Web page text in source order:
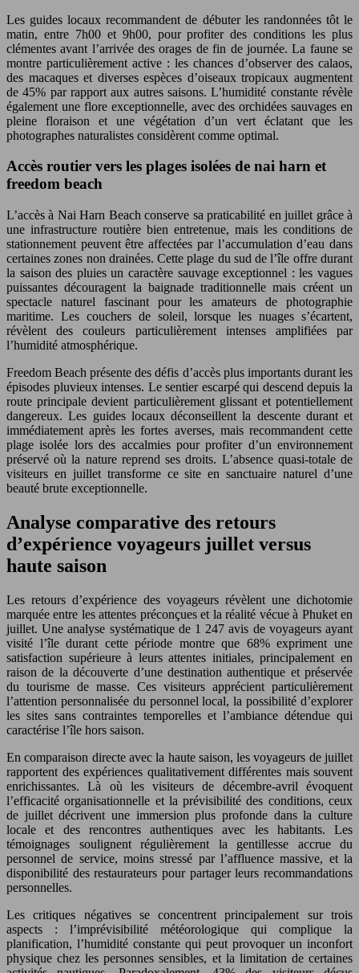
Les guides locaux recommandent de débuter les randonnées tôt le
matin, entre 7h00 et 9h00, pour profiter des conditions les plus
clémentes avant l’arrivée des orages de fin de journée. La faune se
montre particulièrement active : les chances d’observer des calaos,
des macaques et diverses espèces d’oiseaux tropicaux augmentent
de 45% par rapport aux autres saisons. L’humidité constante révèle
également une flore exceptionnelle, avec des orchidées sauvages en
pleine floraison et une végétation d’un vert éclatant que les
photographes naturalistes considèrent comme optimal.
Accès routier vers les plages isolées de nai harn et
freedom beach
L’accès à Nai Harn Beach conserve sa praticabilité en juillet grâce à
une infrastructure routière bien entretenue, mais les conditions de
stationnement peuvent être affectées par l’accumulation d’eau dans
certaines zones non drainées. Cette plage du sud de l’île offre durant
la saison des pluies un caractère sauvage exceptionnel : les vagues
puissantes découragent la baignade traditionnelle mais créent un
spectacle naturel fascinant pour les amateurs de photographie
maritime. Les couchers de soleil, lorsque les nuages s’écartent,
révèlent des couleurs particulièrement intenses amplifiées par
l’humidité atmosphérique.
Freedom Beach présente des défis d’accès plus importants durant les
épisodes pluvieux intenses. Le sentier escarpé qui descend depuis la
route principale devient particulièrement glissant et potentiellement
dangereux. Les guides locaux déconseillent la descente durant et
immédiatement après les fortes averses, mais recommandent cette
plage isolée lors des accalmies pour profiter d’un environnement
préservé où la nature reprend ses droits. L’absence quasi-totale de
visiteurs en juillet transforme ce site en sanctuaire naturel d’une
beauté brute exceptionnelle.
Analyse comparative des retours
d’expérience voyageurs juillet versus
haute saison
Les retours d’expérience des voyageurs révèlent une dichotomie
marquée entre les attentes préconçues et la réalité vécue à Phuket en
juillet. Une analyse systématique de 1 247 avis de voyageurs ayant
visité l’île durant cette période montre que 68% expriment une
satisfaction supérieure à leurs attentes initiales, principalement en
raison de la découverte d’une destination authentique et préservée
du tourisme de masse. Ces visiteurs apprécient particulièrement
l’attention personnalisée du personnel local, la possibilité d’explorer
les sites sans contraintes temporelles et l’ambiance détendue qui
caractérise l’île hors saison.
En comparaison directe avec la haute saison, les voyageurs de juillet
rapportent des expériences qualitativement différentes mais souvent
enrichissantes. Là où les visiteurs de décembre-avril évoquent
l’efficacité organisationnelle et la prévisibilité des conditions, ceux
de juillet décrivent une immersion plus profonde dans la culture
locale et des rencontres authentiques avec les habitants. Les
témoignages soulignent régulièrement la gentillesse accrue du
personnel de service, moins stressé par l’affluence massive, et la
disponibilité des restaurateurs pour partager leurs recommandations
personnelles.
Les critiques négatives se concentrent principalement sur trois
aspects : l’imprévisibilité météorologique qui complique la
planification, l’humidité constante qui peut provoquer un inconfort
physique chez les personnes sensibles, et la limitation de certaines